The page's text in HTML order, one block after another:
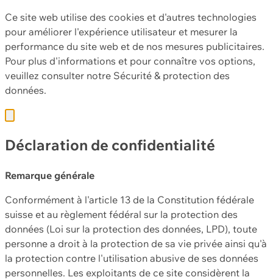
Ce site web utilise des cookies et d'autres technologies
pour améliorer l'expérience utilisateur et mesurer la
performance du site web et de nos mesures publicitaires.
Pour plus d'informations et pour connaître vos options,
veuillez consulter notre Sécurité & protection des
données.
Déclaration de confidentialité
Remarque générale
Conformément à l'article 13 de la Constitution fédérale
suisse et au règlement fédéral sur la protection des
données (Loi sur la protection des données, LPD), toute
personne a droit à la protection de sa vie privée ainsi qu'à
la protection contre l'utilisation abusive de ses données
personnelles. Les exploitants de ce site considèrent la